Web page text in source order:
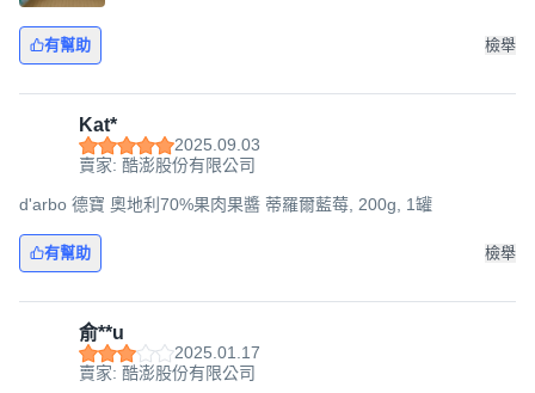
有幫助 檢舉
Kat*
2025.09.03
賣家: 酷澎股份有限公司
d'arbo 德寶 奧地利70%果肉果醬 蒂羅爾藍莓, 200g, 1罐
有幫助 檢舉
俞**u
2025.01.17
賣家: 酷澎股份有限公司